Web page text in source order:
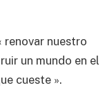
renovar nuestro
un mundo en el
cueste ».